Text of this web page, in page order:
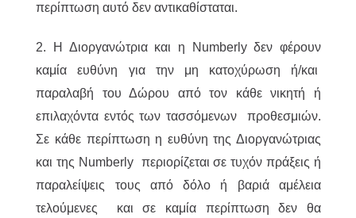
περίπτωση αυτό δεν αντικαθίσταται.
2. Η Διοργανώτρια και η Numberly δεν φέρουν
καμία ευθύνη για την μη κατοχύρωση ή/και
παραλαβή του Δώρου από τον κάθε νικητή ή
επιλαχόντα εντός των τασσόμενων προθεσμιών.
Σε κάθε περίπτωση η ευθύνη της Διοργανώτριας
και της Numberly περιορίζεται σε τυχόν πράξεις ή
παραλείψεις τους από δόλο ή βαριά αμέλεια
τελούμενες και σε καμία περίπτωση δεν θα